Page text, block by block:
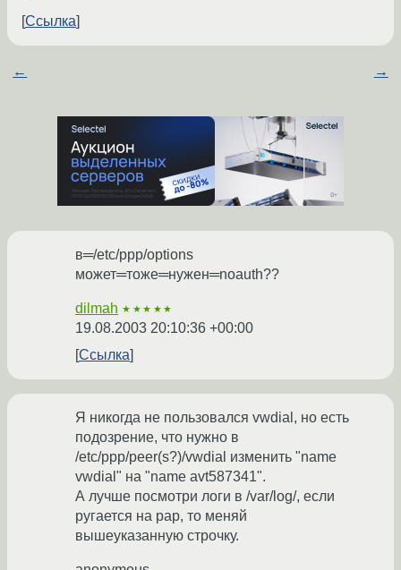
Ссылка
← →
в═/etc/ppp/options
может═тоже═нужен═noauth??
dilmah ★★★★★
19.08.2003 20:10:36 +00:00
Ссылка
Я никогда не пользовался vwdial, но есть
подозрение, что нужно в
/etc/ppp/peer(s?)/vwdial изменить "name
vwdial" на "name avt587341".
А лучше посмотри логи в /var/log/, если
ругается на pap, то меняй
вышеуказанную строчку.